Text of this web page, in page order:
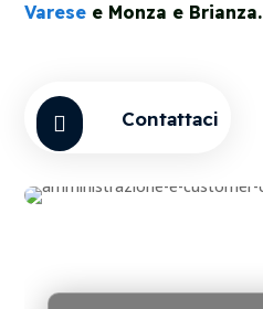
Varese e Monza e Brianza.
 Contattaci